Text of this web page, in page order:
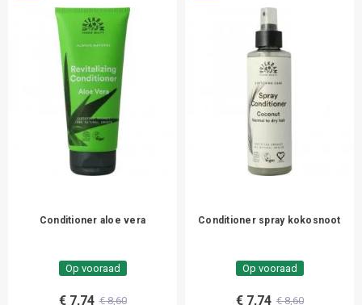
Conditioner aloe vera
Op vooraad
€ 7,74 € 8,60
Conditioner spray kokosnoot
Op vooraad
€ 7,74 € 8,60